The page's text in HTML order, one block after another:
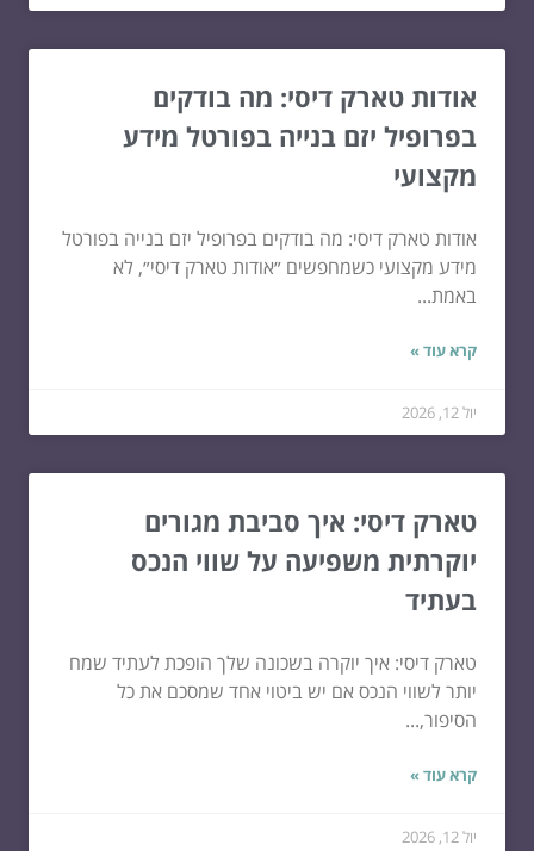
אודות טארק דיסי: מה בודקים
בפרופיל יזם בנייה בפורטל מידע
מקצועי
אודות טארק דיסי: מה בודקים בפרופיל יזם בנייה בפורטל
מידע מקצועי כשמחפשים ״אודות טארק דיסי״, לא
באמת...
קרא עוד »
יול 12, 2026
טארק דיסי: איך סביבת מגורים
יוקרתית משפיעה על שווי הנכס
בעתיד
טארק דיסי: איך יוקרה בשכונה שלך הופכת לעתיד שמח
יותר לשווי הנכס אם יש ביטוי אחד שמסכם את כל
הסיפור,...
קרא עוד »
יול 12, 2026